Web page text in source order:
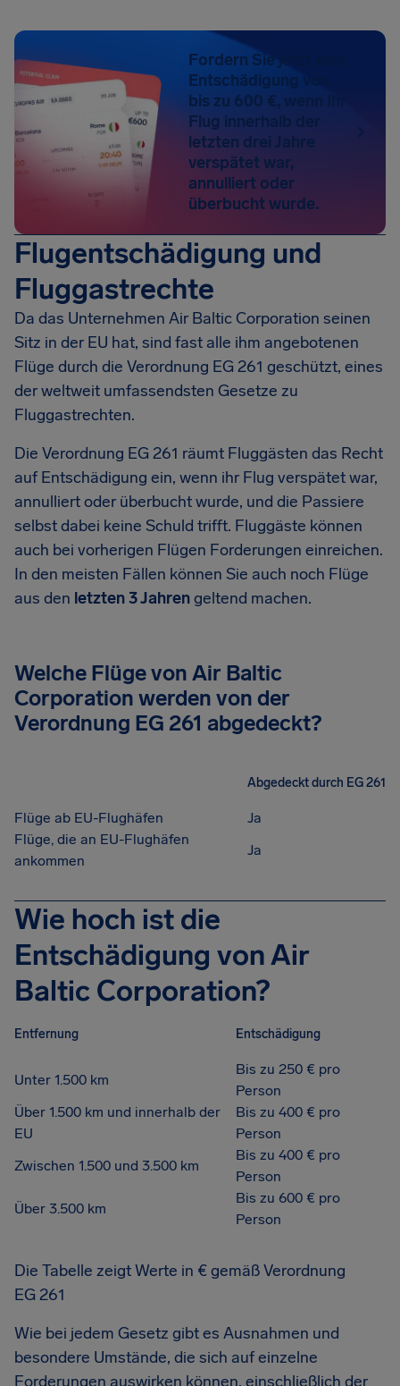
Fordern Sie jetzt eine
Entschädigung von
bis zu 600 €, wenn Ihr
Flug innerhalb der
letzten drei Jahre
verspätet war,
annulliert oder
überbucht wurde.
Flugentschädigung und
Fluggastrechte
Da das Unternehmen Air Baltic Corporation seinen
Sitz in der EU hat, sind fast alle ihm angebotenen
Flüge durch die Verordnung EG 261 geschützt, eines
der weltweit umfassendsten Gesetze zu
Fluggastrechten.
Die Verordnung EG 261 räumt Fluggästen das Recht
auf Entschädigung ein, wenn ihr Flug verspätet war,
annulliert oder überbucht wurde, und die Passiere
selbst dabei keine Schuld trifft. Fluggäste können
auch bei vorherigen Flügen Forderungen einreichen.
In den meisten Fällen können Sie auch noch Flüge
aus den letzten 3 Jahrengeltend machen.
Welche Flüge von Air Baltic
Corporation werden von der
Verordnung EG 261 abgedeckt?
Abgedeckt durch EG 261
Flüge ab EU-Flughäfen
Ja
Flüge, die an EU-Flughäfen
ankommen
Ja
Wie hoch ist die
Entschädigung von Air
Baltic Corporation?
Entfernung Entschädigung
Unter 1.500 km
Bis zu 250 € pro
Person
Über 1.500 km und innerhalb der
EU
Bis zu 400 € pro
Person
Zwischen 1.500 und 3.500 km
Bis zu 400 € pro
Person
Über 3.500 km
Bis zu 600 € pro
Person
Die Tabelle zeigt Werte in € gemäß Verordnung
EG 261
Wie bei jedem Gesetz gibt es Ausnahmen und
besondere Umstände, die sich auf einzelne
Forderungen auswirken können, einschließlich der